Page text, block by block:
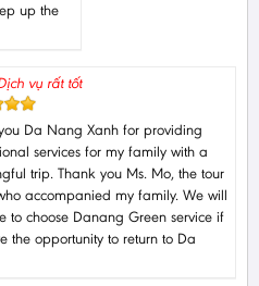
up the
vụ rất tốt
Da Nang Xanh for providing
services for my family with a
trip. Thank you Ms. Mo, the tour
accompanied my family. We will
to choose Danang Green service if
the opportunity to return to Da